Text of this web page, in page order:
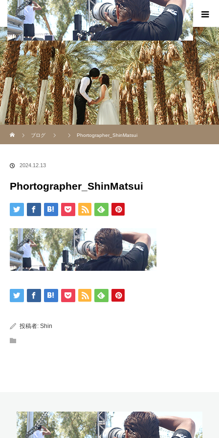
ブログ
Phortographer_ShinMatsui
2024.12.13
Phortographer_ShinMatsui
投稿者: Shin